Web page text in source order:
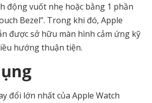
động vuốt nhẹ hoặc bằng 1 phần
Bezel”. Trong khi đó, Apple
được sở hữu màn hình cảm ứng kỹ
hướng thuận tiện.
đổi lớn nhất của Apple Watch